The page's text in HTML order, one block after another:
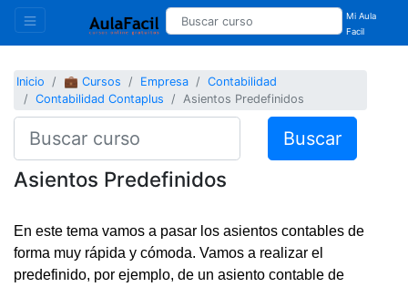
Mi Aula
Facil
Inicio 💼 Cursos Empresa
Contabilidad
Contabilidad Contaplus
Asientos Predefinidos
Buscar
Asientos Predefinidos
En este tema vamos a pasar los asientos contables de
forma muy rápida y cómoda. Vamos a realizar el
predefinido, por ejemplo, de un asiento contable de